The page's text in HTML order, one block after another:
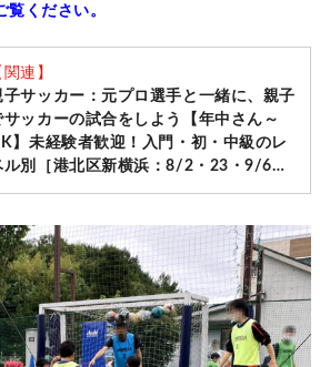
ください。
関連】
子サッカー：元プロ選手と一緒に、親子
サッカーの試合をしよう【年中さん～
】未経験者歓迎！入門・初・中級のレ
ル別［港北区新横浜：8/2・23・9/6・